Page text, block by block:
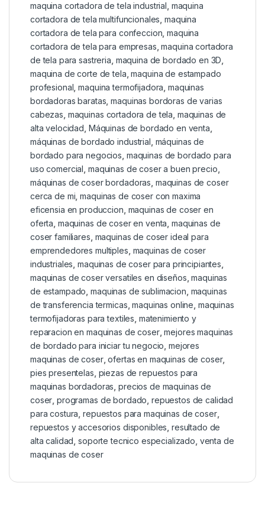
maquina cortadora de tela industrial maquina
cortadora de tela multifuncionales maquina
cortadora de tela para confeccion ,maquina
cortadora de tela para empresas ,maquina cortadora
de tela para sastreria maquina de bordado en 3D
maquina de corte de tela ,maquina de estampado
profesional ,maquina termofijadora maquinas
bordadoras baratas ,maquinas bordoras de varias
cabezas maquinas cortadora de tela maquinas de
alta velocidad Máquinas de bordado en venta
máquinas de bordado industrial máquinas de
bordado para negocios maquinas de bordado para
uso comercial maquinas de coser a buen precio
máquinas de coser bordadoras maquinas de coser
cerca de mi ,maquinas de coser con maxima
eficensia en produccion maquinas de coser en
oferta maquinas de coser en venta ,maquinas de
coser familiares maquinas de coser ideal para
emprendedores multiples maquinas de coser
industriales ,maquinas de coser para principiantes
maquinas de coser versatiles en diseños ,maquinas
de estampado ,maquinas de sublimacion maquinas
de transferencia termicas ,maquinas online maquinas
termofijadoras para textiles matenimiento y
reparacion en maquinas de coser,mejores maquinas
de bordado para iniciar tu negocio mejores
maquinas de coser,ofertas en maquinas de coser,
pies presentelas piezas de repuestos para
maquinas bordadoras ,precios de maquinas de
coser ,programas de bordado repuestos de calidad
para costura ,repuestos para maquinas de coser,
repuestos y accesorios disponibles resultado de
alta calidad ,soporte tecnico especializado venta de
maquinas de coser